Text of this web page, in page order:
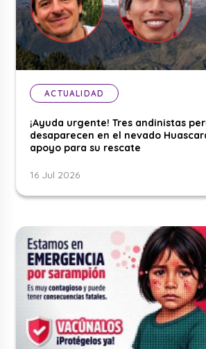
ACTUALIDAD
¡Ayuda urgente! Tres andinistas
desaparecen en el nevado
apoyo para su rescate
16 Jul 2026